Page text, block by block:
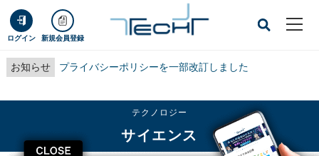
ログイン 新規会員登録
お知らせ プライバシーポリシーを一部改訂しました
CLOSE
テクノロジー
サイエンス